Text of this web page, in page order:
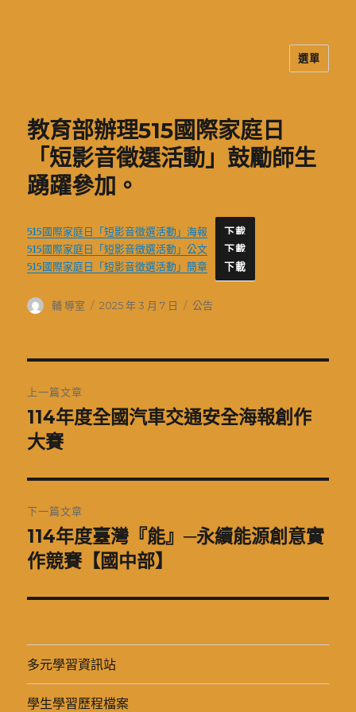
選單
教育部辦理515國際家庭日
「短影音徵選活動」鼓勵師生
踴躍參加。
515國際家庭日「短影音徵選活動」海報 下載
515國際家庭日「短影音徵選活動」公文 下載
515國際家庭日「短影音徵選活動」簡章 下載
作
輔 導室
發
2025 年 3 月 7 日
分
公告
章
導
覽
上一篇文章
上
一
文
章:
114年度全國汽車交通安全海報創作
大賽
下一篇文章
下
一
文
114年度臺灣『能』─永續能源創意實
作競賽【國中部】
多元學習資訊站
學生學習歷程檔案